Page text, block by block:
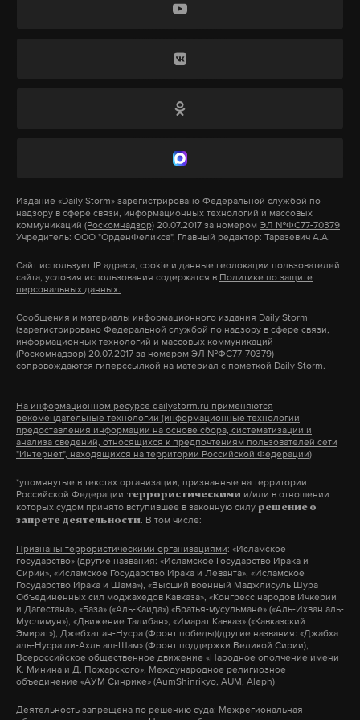
работает там, где тормозит интернет.
# москва #сергей собянин
#общественный транспорт
работы завершены, однако муниципальный
по ликвидации последствий.
Семьи погибших получат выплаты свыше пяти
предприятия, регионального бюджета и
Москвы остаются 37 пострадавших, еще 120
человек лечатся амбулаторно. Все они получат
компенсации от 413 тысяч до 1,2 миллиона рублей
в зависимости от тяжести вреда здоровью.
вскоре установят причины взрыва на объекте.
Напомним, взрывпроизошел15 августа. Было
нарушении требований промышленной
безопасности опасных производственных
объектов, повлекшем по неосторожности смерть
двух или более лиц.
работает там, где тормозит интернет.
А еще мы есть вTelegram,ДзениVK .
Макс Telegram
Дзен VK
#рязанская область #взрыв #погибшие
Издание «Daily Storm» зарегистрировано Федеральной службой по
надзору в сфере связи, информационных технологий и массовых
коммуникаций (Роскомнадзор) 20.07.2017 за номером ЭЛ №ФС77-70379
Учредитель: ООО "ОрденФеликса", Главный редактор: Таразевич А.А.
Сайт использует IP адреса, cookie и данные геолокации пользователей
сайта, условия использования содержатся в Политике по защите
персональных данных.
Сообщения и материалы информационного издания Daily Storm
(зарегистрировано Федеральной службой по надзору в сфере связи,
информационных технологий и массовых коммуникаций
(Роскомнадзор) 20.07.2017 за номером ЭЛ №ФС77-70379)
сопровождаются гиперссылкой на материал с пометкой Daily Storm.
На информационном ресурсе dailystorm.ru применяются
рекомендательные технологии (информационные технологии
предоставления информации на основе сбора, систематизации и
анализа сведений, относящихся к предпочтениям пользователей сети
"Интернет", находящихся на территории Российской Федерации)
*упомянутые в текстах организации, признанные на территории
Российской Федерации террористическими и/или в отношении
которых судом принято вступившее в законную силу решение о
запрете деятельности. В том числе:
Признаны террористическими организациями: «Исламское
государство» (другие названия: «Исламское Государство Ирака и
Сирии», «Исламское Государство Ирака и Леванта», «Исламское
Государство Ирака и Шама»), «Высший военный Маджлисуль Шура
Объединенных сил моджахедов Кавказа», «Конгресс народов Ичкерии
и Дагестана», «База» («Аль-Каида»),«Братья-мусульмане» («Аль-Ихван аль-
Муслимун»), «Движение Талибан», «Имарат Кавказ» («Кавказский
Эмират»), Джебхат ан-Нусра (Фронт победы)(другие названия: «Джабха
аль-Нусра ли-Ахль аш-Шам» (Фронт поддержки Великой Сирии),
Всероссийское общественное движение «Народное ополчение имени
К. Минина и Д. Пожарского», Международное религиозное
объединение «АУМ Синрике» (AumShinrikyo, AUM, Aleph)
Деятельность запрещена по решению суда: Межрегиональная